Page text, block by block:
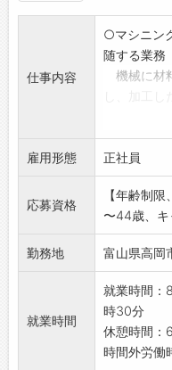
仕事内容
○マシニン
随する業務
機械に材
します。
ます。
○バリ取り
*未経験で
者には入社
丁寧に指導
さい。
*↓お仕事
ruit/
【変更範囲
雇用形態 正社員
応募資格
【年齢制限
〜44歳、
勤務地 富山県高岡
就業時間
就業時間：
時30分
休憩時間：
時間外労働